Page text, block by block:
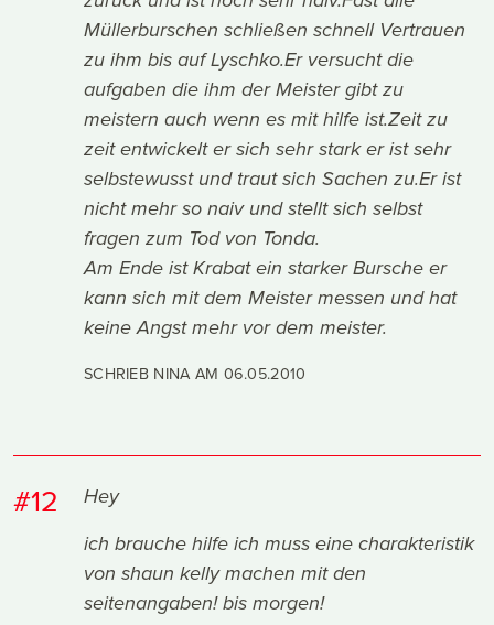
Müllerburschen schließen schnell Vertrauen
zu ihm bis auf Lyschko.Er versucht die
aufgaben die ihm der Meister gibt zu
meistern auch wenn es mit hilfe ist.Zeit zu
zeit entwickelt er sich sehr stark er ist sehr
selbstewusst und traut sich Sachen zu.Er ist
nicht mehr so naiv und stellt sich selbst
fragen zum Tod von Tonda.
Am Ende ist Krabat ein starker Bursche er
kann sich mit dem Meister messen und hat
keine Angst mehr vor dem meister.
SCHRIEB NINA AM 06.05.2010
#12
Hey
ich brauche hilfe ich muss eine charakteristik
von shaun kelly machen mit den
seitenangaben! bis morgen!